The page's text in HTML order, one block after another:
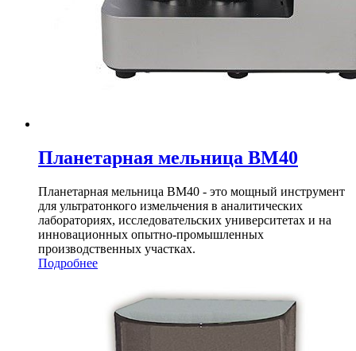
Планетарная мельница BM40
Планетарная мельница BM40 - это мощный инструмент
для ультратонкого измельчения в аналитических
лабораториях, исследовательских университетах и на
инновационных опытно-промышленных
производственных участках.
Подробнее